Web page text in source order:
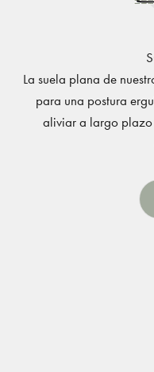
La suela plana de
para una postura
aliviar a largo